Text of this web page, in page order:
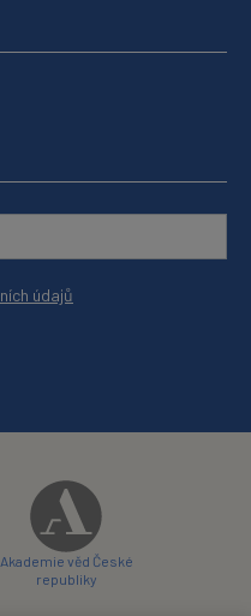
údajů
Akademie věd České
republiky